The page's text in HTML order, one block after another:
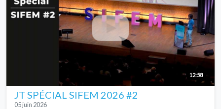
12:58
JT SPÉCIAL SIFEM 2026 #2
05 juin 2026